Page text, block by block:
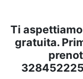
Ti
gratuita.